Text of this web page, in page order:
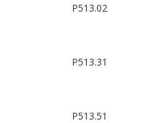
P513.02
P513.31
P513.51